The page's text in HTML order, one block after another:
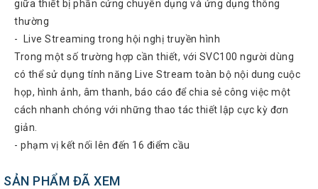
Sennheiser
Headsets
Jabra
Phones
Sangoma
Polycom
Phones
Phones
giữa thiết bị phần cứng chuyên dụng và ứng dụng thông
thường
- Live Streaming trong hội nghị truyền hình
Trong một số trường hợp cần thiết, với SVC100 người dùng
có thể sử dụng tính năng Live Stream toàn bộ nội dung cuộc
họp, hình ảnh, âm thanh, báo cáo để chia sẻ công việc một
cách nhanh chóng với những thao tác thiết lập cực kỳ đơn
giản.
- phạm vị kết nối lên đến 16 điểm cầu
SẢN PHẨM ĐÃ XEM